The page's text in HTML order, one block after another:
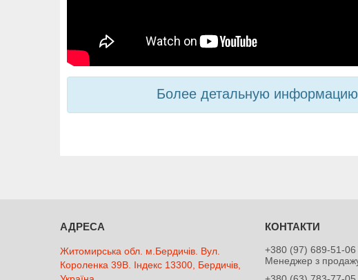
Более детальную
Житомирська обл. м.Бердичів. Вул.
Короленка 39В. Індекс 13300, Бердичів,
+380 (97) 689-51-06
Менеджер з